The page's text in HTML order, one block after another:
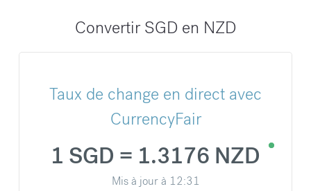
Convertir SGD en NZD
Taux de change en direct avec
CurrencyFair
1 SGD = 1.3176 NZD
Mis à jour à 12:31